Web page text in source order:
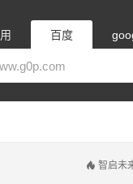
百度
智启未